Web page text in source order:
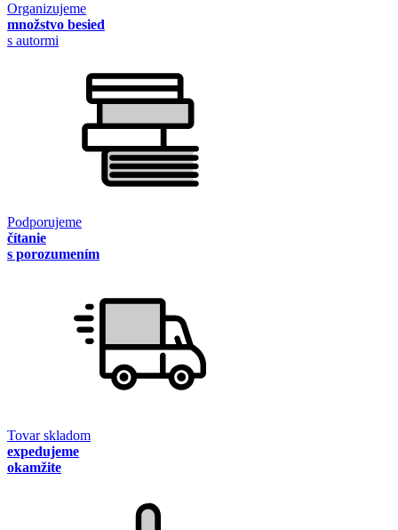
Organizujeme
množstvo besied
s autormi
Podporujeme
čítanie
s porozumením
Tovar skladom
expedujeme
okamžite